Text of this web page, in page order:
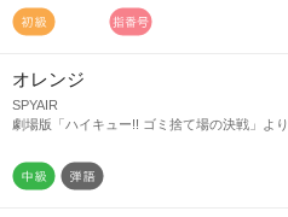
オレンジ
SPYAIR
劇場版「ハイキュー!! ゴミ捨て場の決戦」より